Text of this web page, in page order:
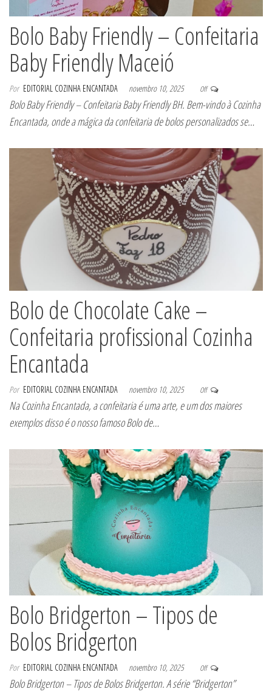
Bolo Baby Friendly – Confeitaria
Baby Friendly Maceió
Por EDITORIAL COZINHA ENCANTADA novembro 10, 2025 Off
Bolo Baby Friendly – Confeitaria Baby Friendly BH. Bem-vindo à Cozinha
Encantada, onde a mágica da confeitaria de bolos personalizados se…
Bolo de Chocolate Cake –
Confeitaria profissional Cozinha
Encantada
Por EDITORIAL COZINHA ENCANTADA novembro 10, 2025 Off
Na Cozinha Encantada, a confeitaria é uma arte, e um dos maiores
exemplos disso é o nosso famoso Bolo de…
Bolo Bridgerton – Tipos de
Bolos Bridgerton
Por EDITORIAL COZINHA ENCANTADA novembro 10, 2025 Off
Bolo Bridgerton – Tipos de Bolos Bridgerton. A série “Bridgerton”